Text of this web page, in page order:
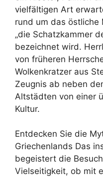
vielfältigen Art
rund um das östliche
„die Schatzkammer
bezeichnet wird.
von früheren
Wolkenkratzer aus
Zeugnis ab neben
Altstädten von einer
Kultur.
Entdecken Sie die
Griechenlands Das
begeistert die
Vielseitigkeit, ob mit